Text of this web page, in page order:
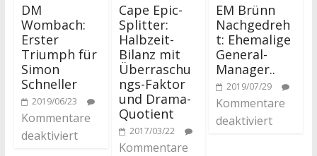
DM
Wombach:
Erster
Triumph für
Simon
Schneller
2019/06/23
Kommentare
deaktiviert
Cape Epic-
Splitter:
Halbzeit-
Bilanz mit
Überraschu
ngs-Faktor
und Drama-
Quotient
2017/03/22
Kommentare
EM Brünn
Nachgedreh
t: Ehemalige
General-
Manager..
2019/07/29
Kommentare
deaktiviert